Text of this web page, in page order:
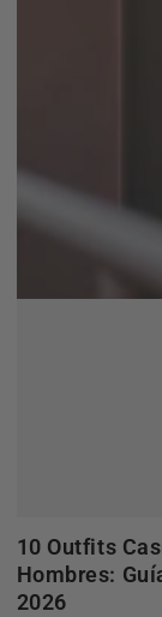
10 Outfits
Hombres:
2026